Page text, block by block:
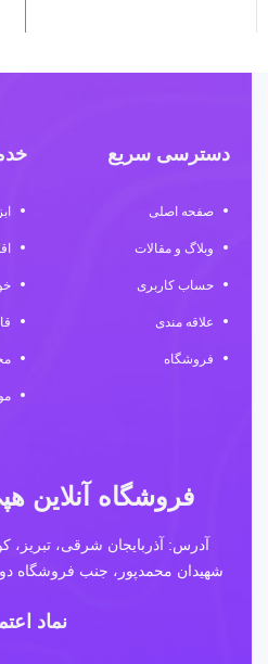
دسترسی سریع
صفحه اصلی
وبلاگ و مقالات
حساب کاربری
علاقه مندی
فروشگاه
فروشگاه آنلاین
آدرس: آذربایجان شرقی، تبریز،
شهیدان محمدپور، جنب فروشگاه
نماد